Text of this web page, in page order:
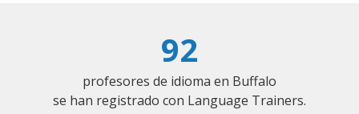
92
profesores de idioma en Buffalo
se han registrado con Language Trainers.